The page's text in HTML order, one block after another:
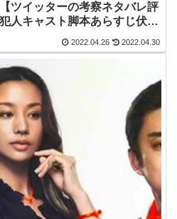
ツイッターの考察ネタバレ評
人キャスト脚本あらすじ伏線
2022.04.26 2022.04.30